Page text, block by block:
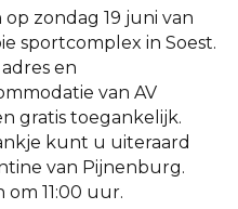
zondag 19 juni van
sportcomplex in Soest.
en
van AV
gratis toegankelijk.
kunt u uiteraard
van Pijnenburg.
11:00 uur.